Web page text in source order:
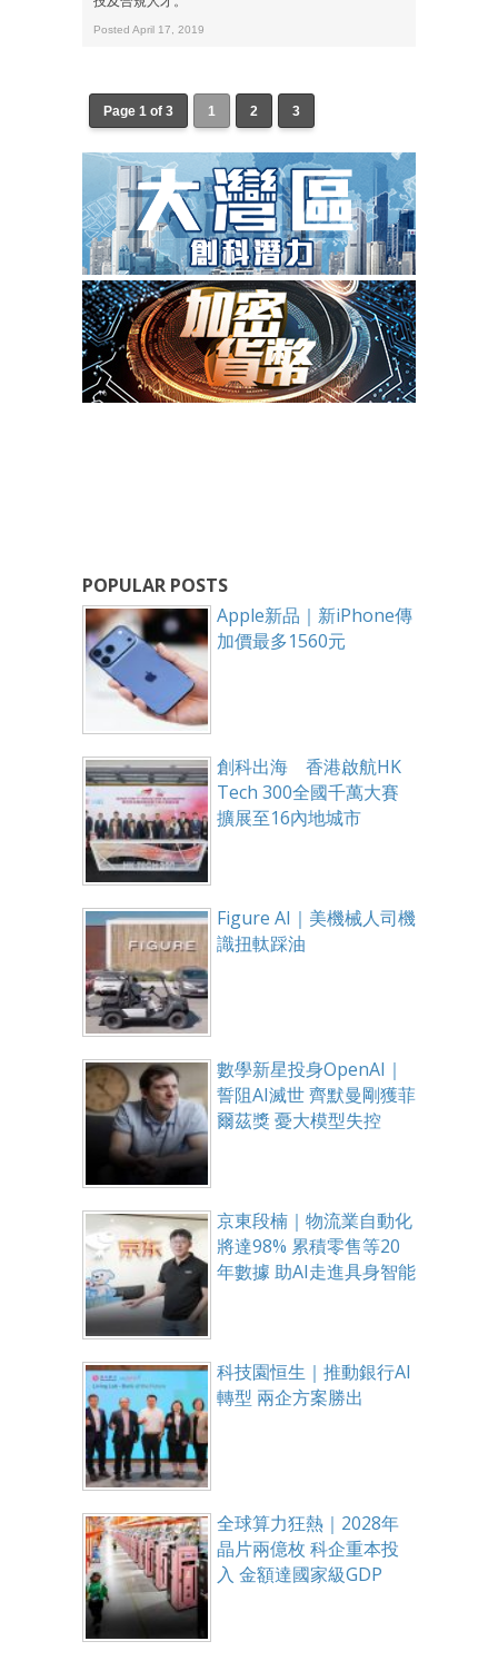
Posted April 17, 2019
Page 1 of 3 1 2 3
POPULAR POSTS
Apple新品｜新iPhone傳
加價最多1560元
創科出海 香港啟航HK
Tech 300全國千萬大賽
擴展至16內地城市
Figure AI｜美機械人司機
識扭軚踩油
數學新星投身OpenAI｜
誓阻AI滅世 齊默曼剛獲菲
爾茲獎 憂大模型失控
京東段楠｜物流業自動化
將達98% 累積零售等20
年數據 助AI走進具身智能
科技園恒生｜推動銀行AI
轉型 兩企方案勝出
全球算力狂熱｜2028年
晶片兩億枚 科企重本投
入 金額達國家級GDP